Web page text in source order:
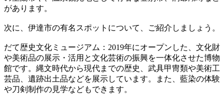
があります。
次に、伊達市の有名スポットについて、ご紹介しましょう。
だて歴史文化ミュージアム：2019年にオープンした、文化財
や美術品の展示・活用と文化芸術の振興を一体化させた博物
館です。縄文時代から現代までの歴史、武具甲冑類や美術工
芸品、遺跡出土品などを展示しています。また、藍染の体験
や刀剣制作の見学などもできます。